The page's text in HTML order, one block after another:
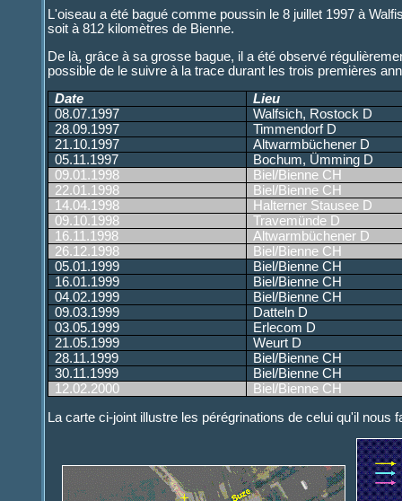
L'oiseau a été bagué comme poussin le 8 juillet 1997 à
soit à 812 kilomètres de Bienne.
De là, grâce à sa grosse bague, il a été observé
possible de le suivre à la trace durant les trois premières
Date
Lieu
08.07.1997
Walfsich, Rostock D
28.09.1997
Timmendorf D
21.10.1997
Altwarmbüchener D
05.11.1997
Bochum, Ümming D
09.01.1998
Biel/Bienne CH
22.01.1998
Biel/Bienne CH
14.04.1998
Halterner Stausee D
09.10.1998
Travemünde D
16.11.1998
Altwarmbüchener D
26.12.1998
Biel/Bienne CH
05.01.1999
Biel/Bienne CH
16.01.1999
Biel/Bienne CH
04.02.1999
Biel/Bienne CH
09.03.1999
Datteln D
03.05.1999
Erlecom D
21.05.1999
Weurt D
28.11.1999
Biel/Bienne CH
30.11.1999
Biel/Bienne CH
12.02.2000
Biel/Bienne CH
La carte ci-joint illustre les pérégrinations de celui qu'il